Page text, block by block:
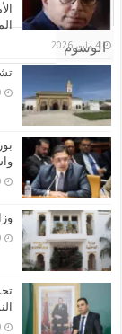
تعليقات
الوسوم
4 مايو، 2026
9
9
9
9